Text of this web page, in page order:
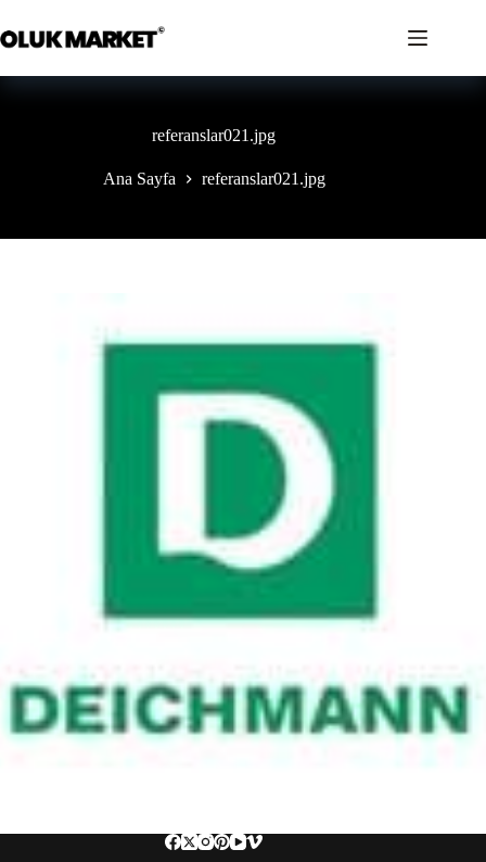
geç
referanslar021.jpg
Ana Sayfa referanslar021.jpg